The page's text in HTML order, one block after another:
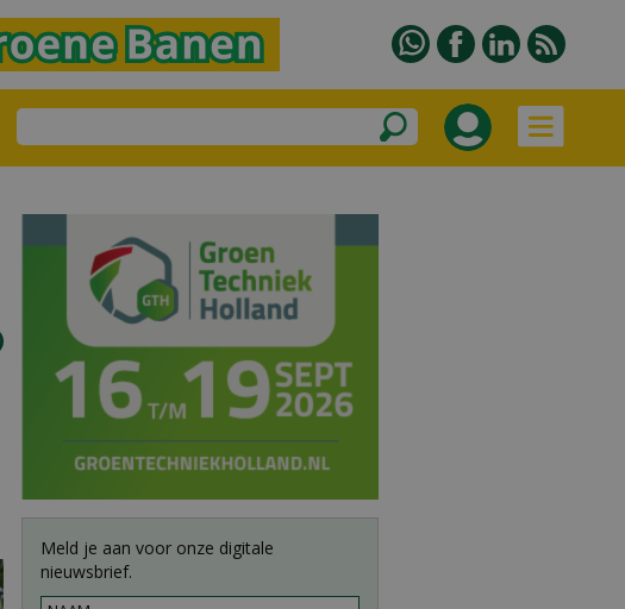
Meld je aan voor onze digitale
nieuwsbrief.